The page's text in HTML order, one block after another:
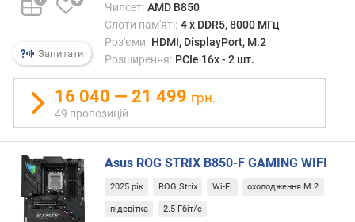
а
с
т
о
т
а
(
М
Г
ц
)
Запитати
Чипсет: AMD B850
Слоти пам'яті: 4 х DDR5, 8000 МГц
Роз'єми: HDMI, DisplayPort, M.2
Розширення: PCIe 16x - 2 шт.
16 040 — 21 499 грн.
49 пропозицій
Asus ROG STRIX B850-F GAMING WIFI
2025 рік ROG Strix Wi-Fi охолодження M.2
підсвітка 2.5 Гбіт/с